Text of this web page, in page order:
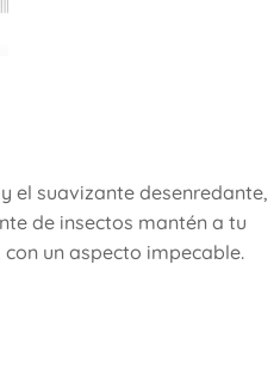
el suavizante desenredante,
de insectos mantén a tu
un aspecto impecable.